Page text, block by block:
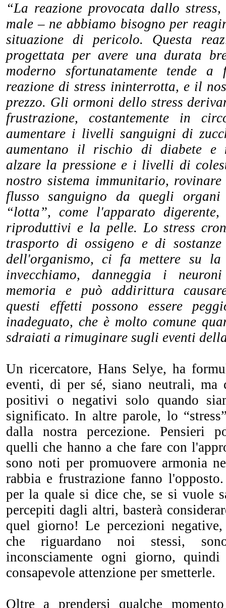
“La reazione provocata dallo
male – ne abbiamo bisogno per
situazione di pericolo. Questa
progettata per avere una durata
moderno sfortunatamente tende a
reazione di stress ininterrotta, e il
prezzo. Gli ormoni dello stress
frustrazione, costantemente in
aumentare i livelli sanguigni di
aumentano il rischio di diabete e
alzare la pressione e i livelli di
nostro sistema immunitario,
flusso sanguigno da quegli
“lotta”, come l'apparato
riproduttivi e la pelle. Lo stress
trasporto di ossigeno e di
dell'organismo, ci fa mettere su la
invecchiamo, danneggia i
memoria e può addirittura
questi effetti possono essere
inadeguato, che è molto comune
sdraiati a rimuginare sugli eventi
Un ricercatore, Hans Selye, ha
eventi, di per sé, siano neutrali, ma
positivi o negativi solo quando
significato. In altre parole, lo
dalla nostra percezione. Pensieri
quelli che hanno a che fare con
sono noti per promuovere armonia
rabbia e frustrazione fanno
per la quale si dice che, se si vuole
percepiti dagli altri, basterà
quel giorno! Le percezioni negative,
che riguardano noi stessi,
inconsciamente ogni giorno,
consapevole attenzione per smetterle.
Oltre a prendersi qualche